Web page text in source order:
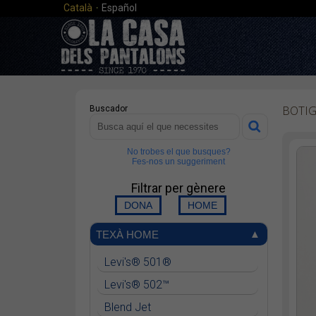
Català · Español
Buscador
No trobes el que busques?
Fes-nos un suggeriment
Filtrar per gènere
TEXÀ HOME
Levi's® 501®
Levi's® 502™
Blend Jet